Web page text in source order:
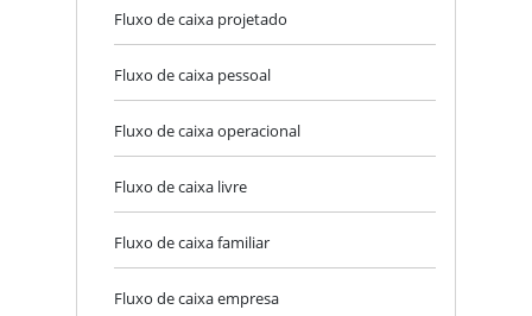
Fluxo de caixa projetado
Fluxo de caixa pessoal
Fluxo de caixa operacional
Fluxo de caixa livre
Fluxo de caixa familiar
Fluxo de caixa empresa